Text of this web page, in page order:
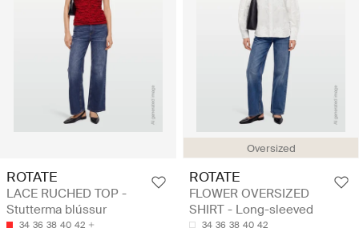
ROTATE
LACE RUCHED TOP -
Stutterma blússur
34 36 38 40 42
Oversized
ROTATE
FLOWER OVERSIZED
SHIRT - Long-sleeved
34 36 38 40 42